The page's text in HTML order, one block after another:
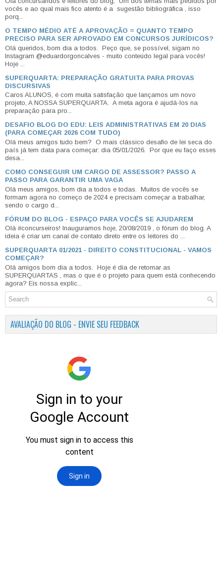
vocês e ao qual mais fico atento é a sugestão bibliográfica , isso
porq...
O TEMPO MÉDIO ATÉ A APROVAÇÃO = QUANTO TEMPO
PRECISO PARA SER APROVADO EM CONCURSOS JURÍDICOS?
Olá queridos, bom dia a todos. Peço que, se possível, sigam no
Instagram @eduardorgoncalves - muito conteúdo legal para vocês!
Hoje ...
SUPERQUARTA: PREPARAÇÃO GRATUITA PARA PROVAS
DISCURSIVAS
Caros ALUNOS, é com muita satisfação que lançamos um novo
projeto, A NOSSA SUPERQUARTA. A meta agora é ajudá-los na
preparação para pro...
DESAFIO BLOG DO EDU: LEIS ADMINISTRATIVAS EM 20 DIAS
(PARA COMEÇAR 2026 COM TUDO)
Olá meus amigos tudo bem? O mais clássico desafio de lei seca do
país já tem data para começar: dia 05/01/2026. Por que eu faço esses
desa...
COMO CONSEGUIR UM CARGO DE ASSESSOR? PASSO A
PASSO PARA GARANTIR UMA VAGA
Olá meus amigos, bom dia a todos e todas. Muitos de vocês se
formam agora no começo de 2024 e precisam começar a trabalhar,
sendo o cargo d...
FÓRUM DO BLOG - ESPAÇO PARA VOCÊS SE AJUDAREM
Olá #concurseiros! Inauguramos hoje, 20/08/2019 , o fórum do blog. A
ideia é criar um canal de contato direto entre os leitores do ...
SUPERQUARTA 01/2021 - DIREITO CONSTITUCIONAL - VAMOS
COMEÇAR?
Olá amigos bom dia a todos. Hoje é dia de retomar as
SUPERQUARTAS , mas o que é o projeto para quem está conhecendo
agora? Eis nossa explic...
AVALIAÇÃO DO BLOG - ENVIE SEU FEEDBACK